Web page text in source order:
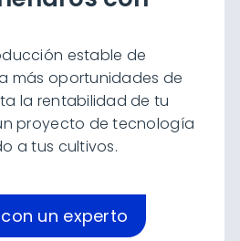
estable de
más oportunidades de
la rentabilidad de tu
proyecto de tecnología
a tus cultivos.
un experto